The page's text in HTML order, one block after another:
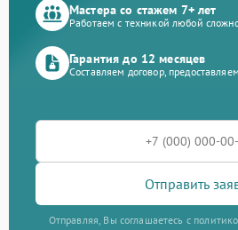
Мастера со стажем 7+ лет
Работаем с техникой любой
Гарантия до 12 месяцев
Составляем договор,
Отправить
Отправляя, Вы соглашаетесь с